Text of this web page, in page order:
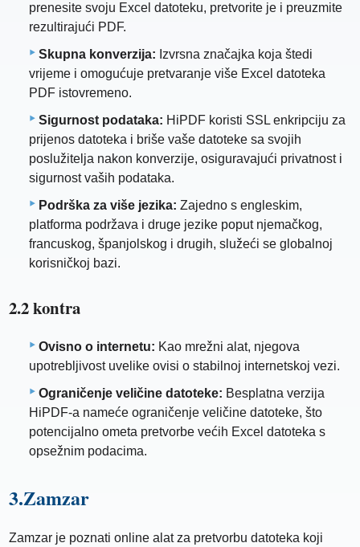
prenesite svoju Excel datoteku, pretvorite je i preuzmite
rezultirajući PDF.
Skupna konverzija: Izvrsna značajka koja štedi
vrijeme i omogućuje pretvaranje više Excel datoteka
PDF istovremeno.
Sigurnost podataka: HiPDF koristi SSL enkripciju za
prijenos datoteka i briše vaše datoteke sa svojih
poslužitelja nakon konverzije, osiguravajući privatnost i
sigurnost vaših podataka.
Podrška za više jezika: Zajedno s engleskim,
platforma podržava i druge jezike poput njemačkog,
francuskog, španjolskog i drugih, služeći se globalnoj
korisničkoj bazi.
2.2 kontra
Ovisno o internetu: Kao mrežni alat, njegova
upotrebljivost uvelike ovisi o stabilnoj internetskoj vezi.
Ograničenje veličine datoteke: Besplatna verzija
HiPDF-a nameće ograničenje veličine datoteke, što
potencijalno ometa pretvorbe većih Excel datoteka s
opsežnim podacima.
3.Zamzar
Zamzar je poznati online alat za pretvorbu datoteka koji